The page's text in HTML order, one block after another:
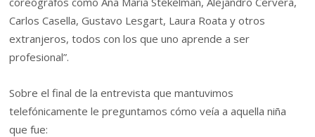
Carlos Casella, Gustavo Lesgart, Laura Roata y otros
extranjeros, todos con los que uno aprende a ser
profesional”.
Sobre el final de la entrevista que mantuvimos
telefónicamente le preguntamos cómo veía a aquella niña
que fue: